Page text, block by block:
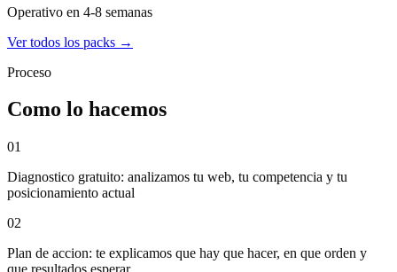
Operativo en 4-8 semanas
Ver todos los packs →
Proceso
Como lo hacemos
01
Diagnostico gratuito: analizamos tu web, tu competencia y tu
posicionamiento actual
02
Plan de accion: te explicamos que hay que hacer, en que orden y